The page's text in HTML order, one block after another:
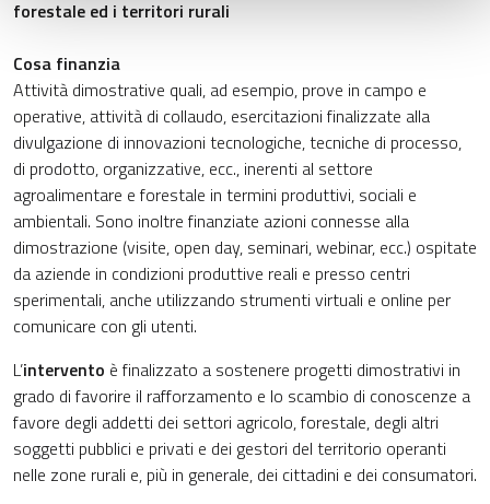
forestale ed i territori rurali
Cosa finanzia
Attività dimostrative quali, ad esempio, prove in campo e
operative, attività di collaudo, esercitazioni finalizzate alla
divulgazione di innovazioni tecnologiche, tecniche di processo,
di prodotto, organizzative, ecc., inerenti al settore
agroalimentare e forestale in termini produttivi, sociali e
ambientali. Sono inoltre finanziate azioni connesse alla
dimostrazione (visite, open day, seminari, webinar, ecc.) ospitate
da aziende in condizioni produttive reali e presso centri
sperimentali, anche utilizzando strumenti virtuali e online per
comunicare con gli utenti.
L’intervento è finalizzato a sostenere progetti dimostrativi in
grado di favorire il rafforzamento e lo scambio di conoscenze a
favore degli addetti dei settori agricolo, forestale, degli altri
soggetti pubblici e privati e dei gestori del territorio operanti
nelle zone rurali e, più in generale, dei cittadini e dei consumatori.